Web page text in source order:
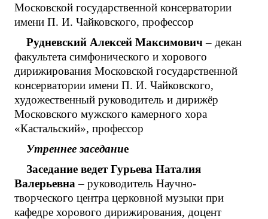
Московской государственной консерватории
имени П. И. Чайковского, профессор
Рудневский Алексей Максимович– декан
факультета симфонического и хорового
дирижирования Московской государственной
консерватории имени П. И. Чайковского,
художественный руководитель и дирижёр
Московского мужского камерного хора
«Кастальский», профессор
Утреннее заседание
Заседание ведет Гурьева Наталия
Валерьевна – руководитель Научно-
творческого центра церковной музыки при
кафедре хорового дирижирования, доцент